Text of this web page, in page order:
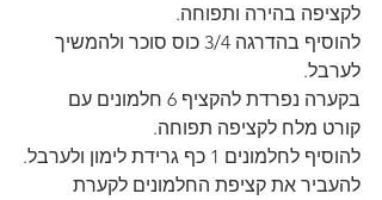
לקציפה בהירה ותפוחה.
להוסיף בהדרגה 3/4 כוס סוכר ולהמשיך
לערבל.
בקערה נפרדת להקציף 6 חלמונים עם
קורט מלח לקציפה תפוחה.
להוסיף לחלמונים 1 כף גרידת לימון ולערבל.
להעביר את קציפת החלמונים לקערת